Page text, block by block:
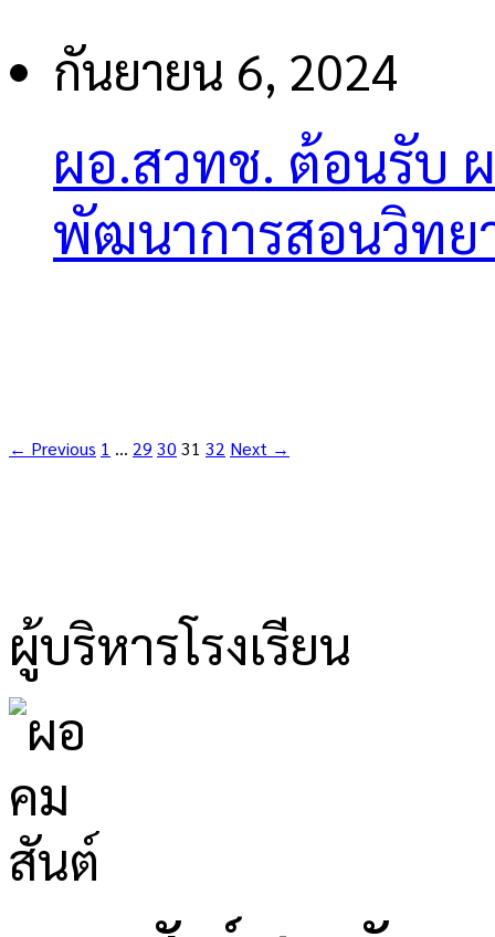
กันยายน 6, 2024
ผอ.สวทช. ต้อนรับ
พัฒนาการสอนวิทย
← Previous 1 … 29 30 31 32 Next →
ผู้บริหารโรงเรียน